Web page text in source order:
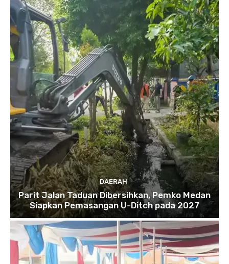
DAERAH
Parit Jalan Taduan Dibersihkan, Pemko Medan
Siapkan Pemasangan U-Ditch pada 2027